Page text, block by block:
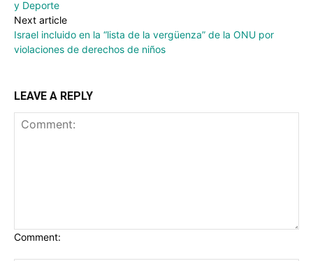
y Deporte
Next article
Israel incluido en la “lista de la vergüenza” de la ONU por
violaciones de derechos de niños
LEAVE A REPLY
Comment: